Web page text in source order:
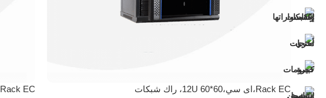
Rack EC،اى سي،12U 60*60، راك شبكات Rack EC،اى سي،4U 60*45، راك شبكات